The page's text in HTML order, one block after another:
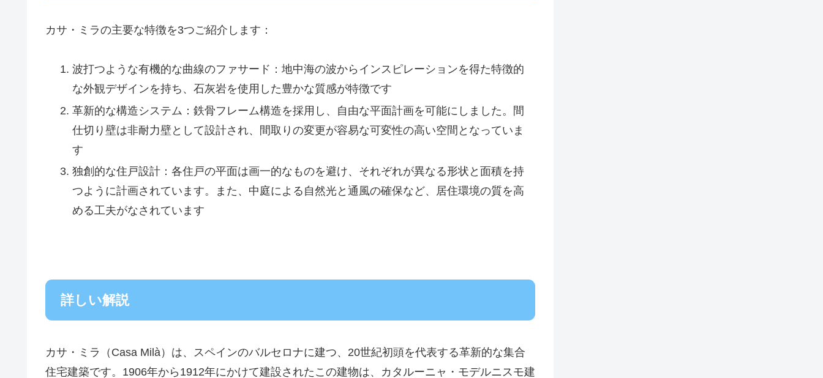
カサ・ミラの主要な特徴を3つご紹介します：
波打つような有機的な曲線のファサード：地中海の波からインスピレーションを得た特徴的
な外観デザインを持ち、石灰岩を使用した豊かな質感が特徴です
革新的な構造システム：鉄骨フレーム構造を採用し、自由な平面計画を可能にしました。間
仕切り壁は非耐力壁として設計され、間取りの変更が容易な可変性の高い空間となっていま
す
独創的な住戸設計：各住戸の平面は画一的なものを避け、それぞれが異なる形状と面積を持
つように計画されています。また、中庭による自然光と通風の確保など、居住環境の質を高
める工夫がなされています
詳しい解説
カサ・ミラ（Casa Milà）は、スペインのバルセロナに建つ、20世紀初頭を代表する革新的な集合
住宅建築です。1906年から1912年にかけて建設されたこの建物は、カタルーニャ・モデルニスモ建